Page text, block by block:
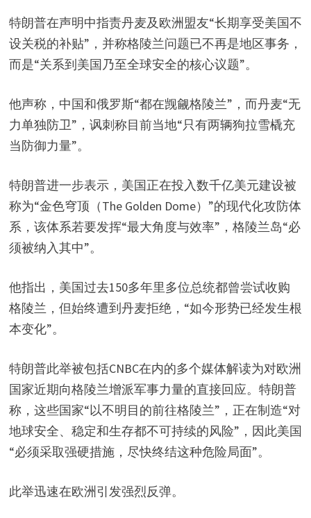
特朗普在声明中指责丹麦及欧洲盟友“长期享受美国不
设关税的补贴”，并称格陵兰问题已不再是地区事务，
而是“关系到美国乃至全球安全的核心议题”。
他声称，中国和俄罗斯“都在觊觎格陵兰”，而丹麦“无
力单独防卫”，讽刺称目前当地“只有两辆狗拉雪橇充
当防御力量”。
特朗普进一步表示，美国正在投入数千亿美元建设被
称为“金色穹顶（The Golden Dome）”的现代化攻防体
系，该体系若要发挥“最大角度与效率”，格陵兰岛“必
须被纳入其中”。
他指出，美国过去150多年里多位总统都曾尝试收购
格陵兰，但始终遭到丹麦拒绝，“如今形势已经发生根
本变化”。
特朗普此举被包括CNBC在内的多个媒体解读为对欧洲
国家近期向格陵兰增派军事力量的直接回应。特朗普
称，这些国家“以不明目的前往格陵兰”，正在制造“对
地球安全、稳定和生存都不可持续的风险”，因此美国
“必须采取强硬措施，尽快终结这种危险局面”。
此举迅速在欧洲引发强烈反弹。